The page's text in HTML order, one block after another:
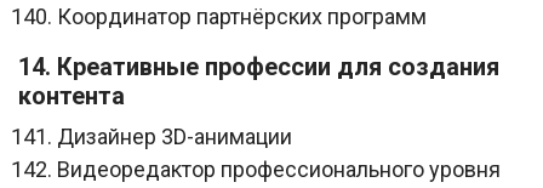
Координатор партнёрских программ
14. Креативные профессии для создания
контента
Дизайнер 3D-анимации
Видеоредактор профессионального уровня